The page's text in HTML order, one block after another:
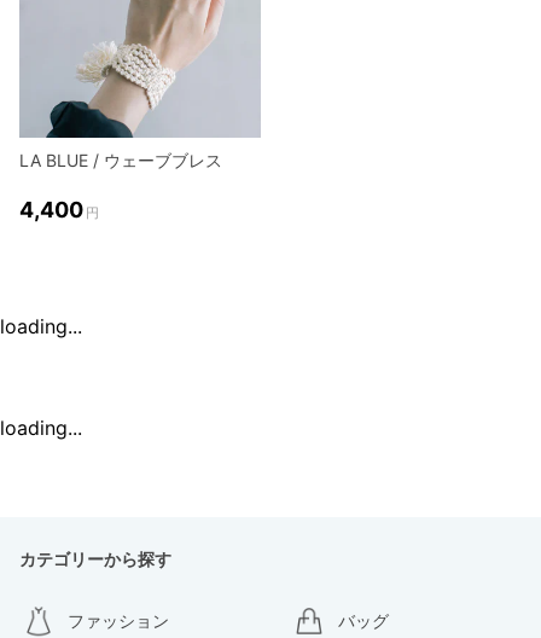
LA BLUE / ウェーブブレス
4,400 円
loading...
loading...
カテゴリーから探す
ファッション バッグ